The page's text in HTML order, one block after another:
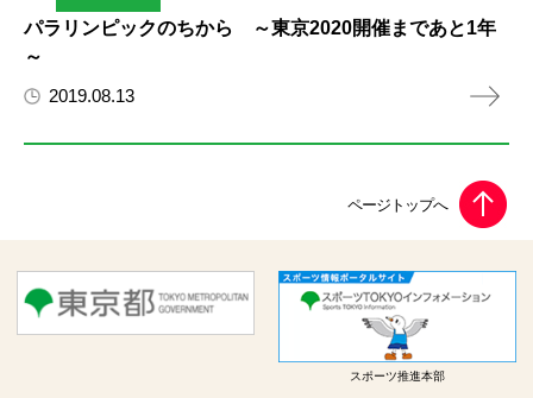
パラリンピックのちから ～東京2020開催まであと1年
～
2019.08.13
スポーツ推進本部